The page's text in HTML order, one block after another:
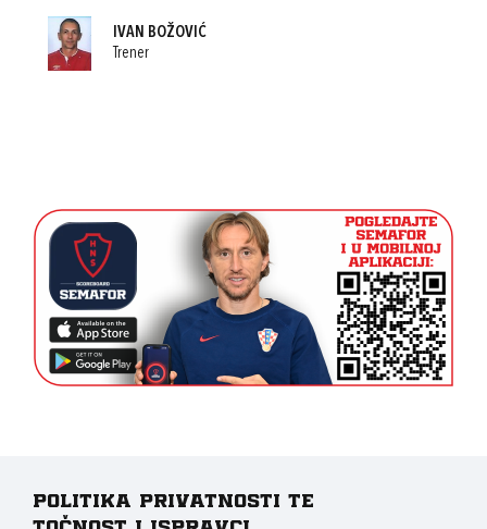
IVAN BOŽOVIĆ
Trener
Politika privatnosti te